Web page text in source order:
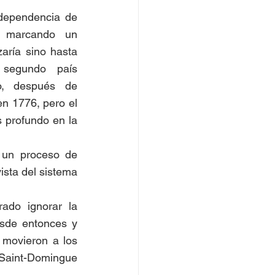
de
un
sino hasta
país
después de
1776, pero el
profundo en la
proceso de
del sistema
ignorar la
entonces y
a los
Domingue